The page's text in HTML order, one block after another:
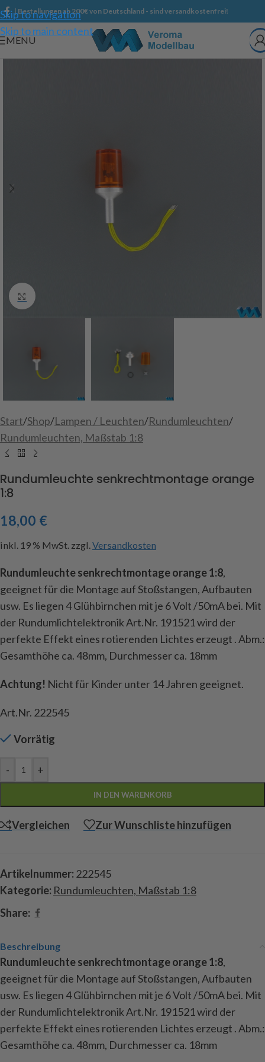
Skip to navigation
Skip to main content
| Bestellungen ab 200€ von Deutschland - sind versandkostenfrei!
MENU
Click to enlarge
Start/Shop/Lampen / Leuchten/Rundumleuchten/
Rundumleuchten, Maßstab 1:8
Rundumleuchte senkrechtmontage orange
1:8
18,00 €
inkl. 19 % MwSt. zzgl.Versandkosten
Rundumleuchte senkrechtmontage orange 1:8,
geeignet für die Montage auf Stoßstangen, Aufbauten
usw. Es liegen 4 Glühbirnchen mit je 6 Volt /50mA bei. Mit
der Rundumlichtelektronik Art.Nr. 191521 wird der
perfekte Effekt eines rotierenden Lichtes erzeugt . Abm.:
Gesamthöhe ca. 48mm, Durchmesser ca. 18mm
Achtung! Nicht für Kinder unter 14 Jahren geeignet.
Art.Nr. 222545
Vorrätig
- +
IN DEN WARENKORB
Vergleichen Zur Wunschliste hinzufügen
Artikelnummer: 222545
Kategorie: Rundumleuchten, Maßstab 1:8
Share:
Beschreibung
Rundumleuchte senkrechtmontage orange 1:8,
geeignet für die Montage auf Stoßstangen, Aufbauten
usw. Es liegen 4 Glühbirnchen mit je 6 Volt /50mA bei. Mit
der Rundumlichtelektronik Art.Nr. 191521 wird der
perfekte Effekt eines rotierenden Lichtes erzeugt . Abm.:
Gesamthöhe ca. 48mm, Durchmesser ca. 18mm